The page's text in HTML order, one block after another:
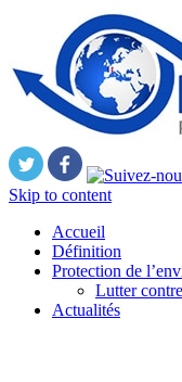
Skip to content
Accueil
Définition
Protection de
Lutter
Actualités